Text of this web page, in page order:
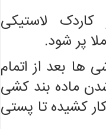
لاستیکی
پر شود.
ها بعد از اتمام
ماده بند کشی
کشیده تا پستی